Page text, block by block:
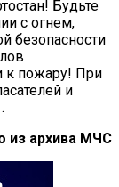
Будьте
с огнем,
безопасности
к пожару! При
и
из архива МЧС